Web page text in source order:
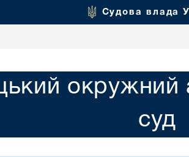
Судова влада
окружний
суд